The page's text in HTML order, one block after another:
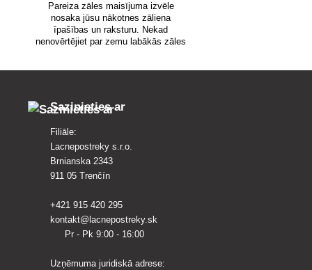
Pareiza zāles maisījuma izvēle
nosaka jūsu nākotnes zāliena
īpašības un raksturu. Nekad
nenovērtējiet par zemu labākās zāles
Sazinieties ar
Filiāle:
Lacnepostreky s.r.o.
Brnianska 2343
911 05 Trenčín
+421 915 420 295
kontakt@lacnepostreky.sk
Pr - Pk 9:00 - 16:00
Uzņēmuma juridiskā adrese: